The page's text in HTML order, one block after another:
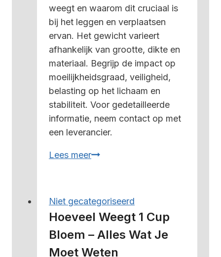
weegt en waarom dit cruciaal is
bij het leggen en verplaatsen
ervan. Het gewicht varieert
afhankelijk van grootte, dikte en
materiaal. Begrijp de impact op
moeilijkheidsgraad, veiligheid,
belasting op het lichaam en
stabiliteit. Voor gedetailleerde
informatie, neem contact op met
een leverancier.
Lees meerGewicht
wat
je
moet
weten
Niet gecategoriseerd
Hoeveel Weegt 1 Cup
Bloem – Alles Wat Je
Moet Weten